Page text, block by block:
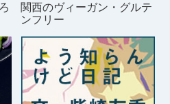
関西のヴィーガン・グルテ
ンフリー